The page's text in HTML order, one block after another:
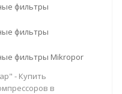
фильтры
фильтры
фильтры Mikropor
- Купить
в